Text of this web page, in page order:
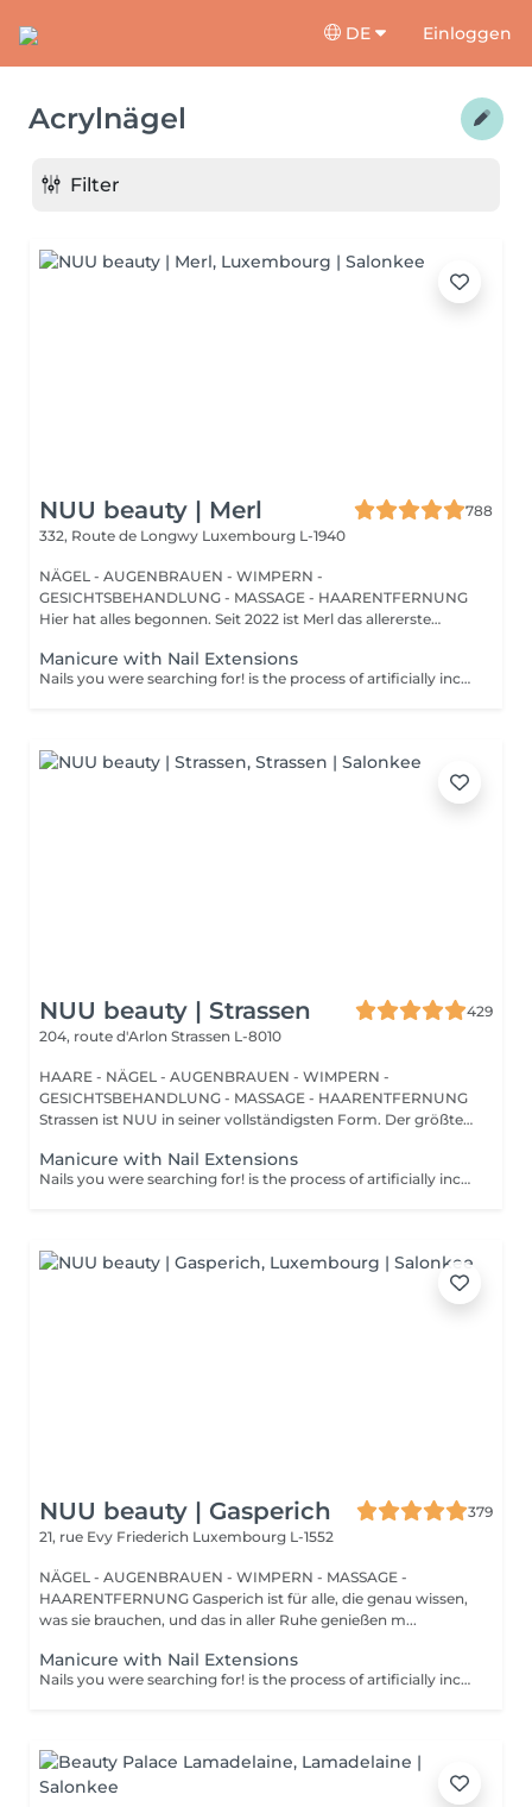
DE Einloggen
Acrylnägel
Filter
NUU beauty | Merl
788
332, Route de Longwy Luxembourg L-1940
NÄGEL - AUGENBRAUEN - WIMPERN -
GESICHTSBEHANDLUNG - MASSAGE - HAARENTFERNUNG
Hier hat alles begonnen. Seit 2022 ist Merl das allererste
Manicure with Nail Extensions
Nails you were searching for! is the process of artificially increasing the length of the nail using polygel material in order to correct the defects of the natural nail delamination and weakness of the nail plate. Our masters do edged, hardware, or combined manicure. How is polygel extension done? - removal of old semi-permanent (if needed) - rough skin is removed - the shape of the nail plate is corrected - the cuticle and side ridges are corrected - polygel is applied - semi-permanent nail polish is applied - cuticle oil and hand cream are applied Age restrictions: recommended to do from 16 years. Post procedure recommendations: there are no post recommendations for this procedure. Frequency: once in 3 weeks.
NUU beauty | Strassen
429
204, route d'Arlon Strassen L-8010
HAARE - NÄGEL - AUGENBRAUEN - WIMPERN -
GESICHTSBEHANDLUNG - MASSAGE - HAARENTFERNUNG
Strassen ist NUU in seiner vollständigsten Form. Der größte
Manicure with Nail Extensions
Nails you were searching for! is the process of artificially increasing the length of the nail using polygel material in order to correct the defects of the natural nail delamination and weakness of the nail plate. Our masters do edged, hardware, or combined manicure. How is polygel extension done? - removal of old semi-permanent (if needed) - rough skin is removed - the shape of the nail plate is corrected - the cuticle and side ridges are corrected - polygel is applied - semi-permanent nail polish is applied - cuticle oil and hand cream are applied Age restrictions: recommended to do from 16 years. Post procedure recommendations: there are no post recommendations for this procedure. Frequency: once in 3 weeks.
NUU beauty | Gasperich
379
21, rue Evy Friederich Luxembourg L-1552
NÄGEL - AUGENBRAUEN - WIMPERN - MASSAGE -
HAARENTFERNUNG Gasperich ist für alle, die genau wissen,
was sie brauchen, und das in aller Ruhe genießen m...
Manicure with Nail Extensions
Nails you were searching for! is the process of artificially increasing the length of the nail using polygel material in order to correct the defects of the natural nail delamination and weakness of the nail plate. Our masters do edged, hardware, or combined manicure. How is polygel extension done? - removal of old semi-permanent (if needed) - rough skin is removed - the shape of the nail plate is corrected - the cuticle and side ridges are corrected - polygel is applied - semi-permanent nail polish is applied - cuticle oil and hand cream are applied Age restrictions: recommended to do from 16 years. Post procedure recommendations: there are no post recommendations for this procedure. Frequency: once in 3 weeks.